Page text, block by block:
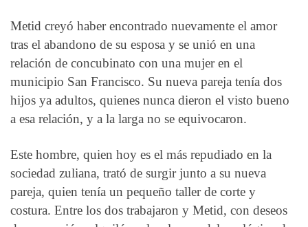
Metid creyó haber encontrado nuevamente el amor
tras el abandono de su esposa y se unió en una
relación de concubinato con una mujer en el
municipio San Francisco. Su nueva pareja tenía dos
hijos ya adultos, quienes nunca dieron el visto bueno
a esa relación, y a la larga no se equivocaron.
Este hombre, quien hoy es el más repudiado en la
sociedad zuliana, trató de surgir junto a su nueva
pareja, quien tenía un pequeño taller de corte y
costura. Entre los dos trabajaron y Metid, con deseos